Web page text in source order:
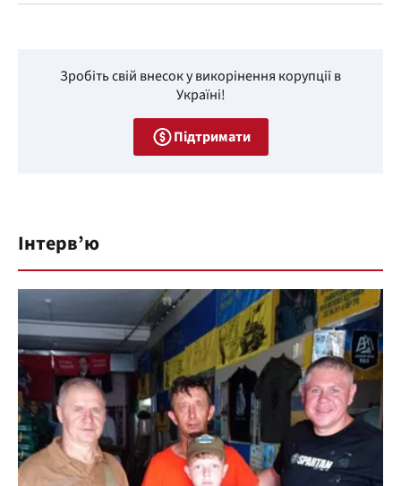
Зробіть свій внесок у викорінення корупції в
Україні!
Підтримати
Інтерв’ю